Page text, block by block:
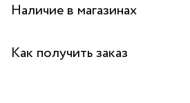
Наличие в магазинах
Центральный склад
Как получить заказ